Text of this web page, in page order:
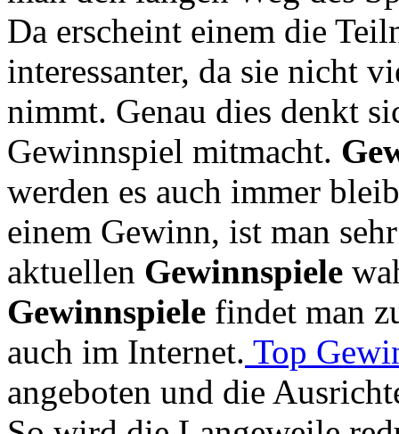
Da erscheint einem die
interessanter, da sie nicht
nimmt. Genau dies denkt
Gewinnspiel mitmacht.
werden es auch immer
einem Gewinn, ist man
aktuellen Gewinnspiele
Gewinnspiele findet man
auch im Internet. Top
angeboten und die